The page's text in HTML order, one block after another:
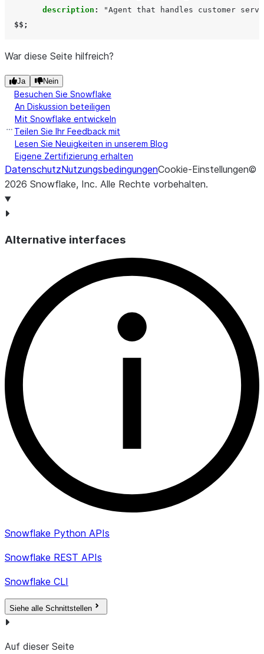
description : "Agent that handles customer
  $$;
War diese Seite hilfreich?
Ja Nein
Besuchen Sie Snowflake
An Diskussion beteiligen
Mit Snowflake entwickeln
Teilen Sie Ihr Feedback mit
Lesen Sie Neuigkeiten in unserem Blog
Eigene Zertifizierung erhalten
DatenschutzNutzungsbedingungenCookie-Einstellungen©
2026 Snowflake, Inc. Alle Rechte vorbehalten.
Alternative interfaces
Snowflake Python APIs
Snowflake REST APIs
Snowflake CLI
Siehe alle Schnittstellen
Auf dieser Seite